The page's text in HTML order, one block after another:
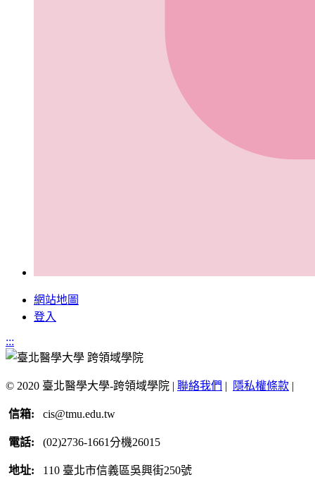
網站地圖
登入
:::
© 2020 臺北醫學大學-跨領域學院 | 聯絡我們 | 隱私權條款 |
信箱: cis@tmu.edu.tw
電話: (02)2736-1661分機26015
地址: 110 臺北市信義區吳興街250號